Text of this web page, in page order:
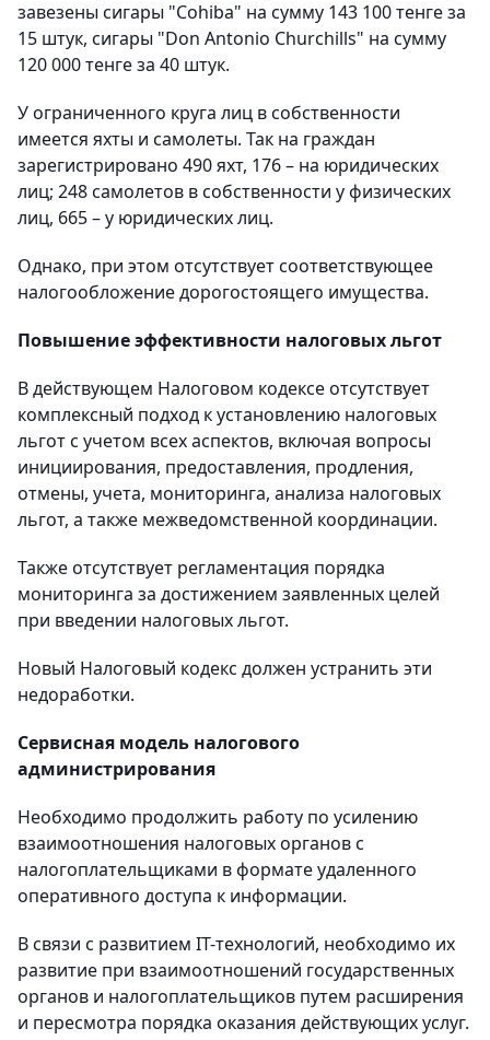
завезены сигары "Cohiba" на сумму 143 100 тенге за
15 штук, сигары "Don Antonio Churchills" на сумму
120 000 тенге за 40 штук.
У ограниченного круга лиц в собственности
имеется яхты и самолеты. Так на граждан
зарегистрировано 490 яхт, 176 – на юридических
лиц; 248 самолетов в собственности у физических
лиц, 665 – у юридических лиц.
Однако, при этом отсутствует соответствующее
налогообложение дорогостоящего имущества.
Повышение эффективности налоговых льгот
В действующем Налоговом кодексе отсутствует
комплексный подход к установлению налоговых
льгот с учетом всех аспектов, включая вопросы
инициирования, предоставления, продления,
отмены, учета, мониторинга, анализа налоговых
льгот, а также межведомственной координации.
Также отсутствует регламентация порядка
мониторинга за достижением заявленных целей
при введении налоговых льгот.
Новый Налоговый кодекс должен устранить эти
недоработки.
Сервисная модель налогового
администрирования
Необходимо продолжить работу по усилению
взаимоотношения налоговых органов с
налогоплательщиками в формате удаленного
оперативного доступа к информации.
В связи с развитием IT-технологий, необходимо их
развитие при взаимоотношений государственных
органов и налогоплательщиков путем расширения
и пересмотра порядка оказания действующих услуг.